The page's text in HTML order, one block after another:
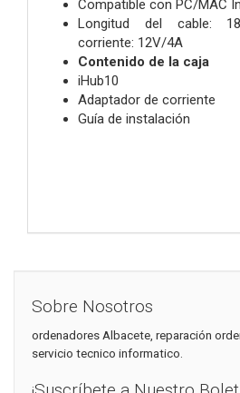
Compatible con PC/MAC
Longitud del cable:
corriente: 12V/4A
Contenido de la caja
iHub10
Adaptador de corriente
Guía de instalación
Sobre Nosotros
ordenadores Albacete, reparación
servicio tecnico informatico.